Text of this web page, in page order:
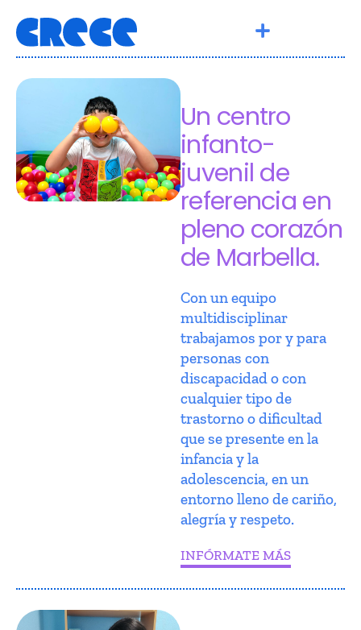
Un centro
infanto-
juvenil de
referencia en
pleno corazón
de Marbella.
Con un equipo
multidisciplinar
trabajamos por y para
personas con
discapacidad o con
cualquier tipo de
trastorno o dificultad
que se presente en la
infancia y la
adolescencia, en un
entorno lleno de cariño,
alegría y respeto.
INFÓRMATE MÁS